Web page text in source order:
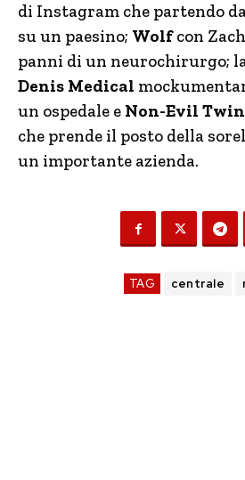
di Instagram che partendo
su un paesino; Wolfcon
panni di un neurochirurgo;
Denis Medical
un ospedale e Non-Evil Twin
che prende il posto della
un importante azienda.
TAG centrale